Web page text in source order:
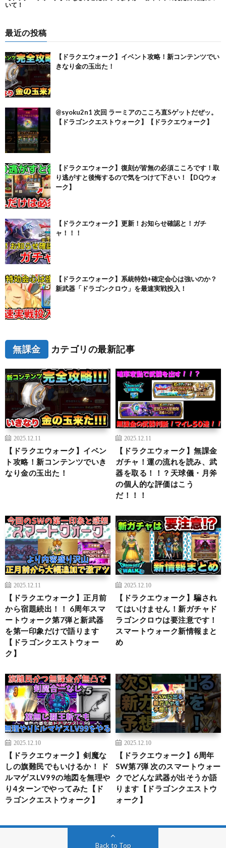
最近の投稿
【ドラクエウォーク】イベント攻略！新コンテンツでい
きなり金の玉出た！
@syoku2n1 次回 ラーミアのこころ直Sゲットだぜッ。
【ドラゴンクエストウォーク】【ドラクエウォーク】
【ドラクエウォーク】復刻が皆無の必須こころです！取
り逃がすと後悔するので気をつけて下さい！【DQウォ
ーク】
【ドラクエウォーク】更新！お知らせ確認と！ガチ
ャ！！！
【ドラクエウォーク】系統特効+確定会心は強いのか？
新武器「ドラゴンクロウ」を最速実戦投入！
無課金 カテゴリの最新記事
2025.12.11
【ドラクエウォーク】イベン
ト攻略！新コンテンツでいき
なり金の玉出た！
2025.12.11
【ドラクエウォーク】無課金
ガチャ！運の流れを読み、武
器を取る！！？天球儀・月斧
の個人的な評価はこう
だ！！！
2025.12.11
【ドラクエウォーク】正月前
から宿題続出！！ 6周年スマ
ートウォーク第7弾と新武器
を第一印象だけで語ります
【ドラゴンクエストウォー
ク】
2025.12.10
【ドラクエウォーク】騙され
てはいけません！新ガチャド
ラゴンクロウは要注意です！
スマートウォーク新情報まと
め
2025.12.10
【ドラクエウォーク】剣魔な
しの旗難民でもいけるか！ ド
ルマゲスLV99の地図を無理や
り4ターンでやってみた【ド
ラゴンクエストウォーク】
2025.12.10
【ドラクエウォーク】6周年
SW第7弾 次のスマートウォー
クでどんな武器が出そうか語
ります【ドラゴンクエストウ
ォーク】
Back to Top